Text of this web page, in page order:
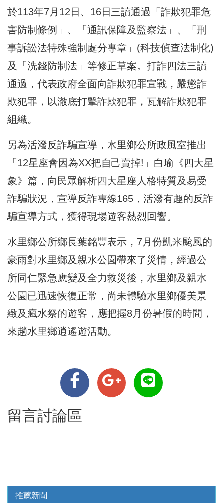
於113年7月12日、16日三讀通過「詐欺犯罪危
害防制條例」、「通訊保障及監察法」、「刑
事訴訟法特殊強制處分專章」(科技偵查法制化)
及「洗錢防制法」等修正草案。打詐四法三讀
通過，代表政府全面向詐欺犯罪宣戰，嚴懲詐
欺犯罪，以澈底打擊詐欺犯罪，瓦解詐欺犯罪
組織。
另為活潑反詐騙宣導，水里鄉公所政風室推出
「12星座會因為XX把自己賣掉!」白瑜《四大星
象》篇，向民眾解析四大星座人格特質及易受
詐騙狀況，宣導反詐專線165，活潑有趣的反詐
騙宣導方式，獲得現場遊客熱烈回響。
水里鄉公所鄉長葉銘豐表示，7月份凱米颱風的
豪雨對水里鄉及親水公園帶來了災情，經過公
所同仁緊急應變及全力救災後，水里鄉及親水
公園已迅速恢復正常，尚未體驗水里鄉優美景
緻及瘋水祭的遊客，應把握8月份暑假的時間，
來趟水里鄉逍遙遊活動。
留言討論區
推薦新聞